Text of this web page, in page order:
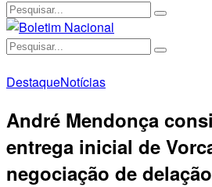
DestaqueNotícias
André Mendonça
entrega inicial de
negociação de delação